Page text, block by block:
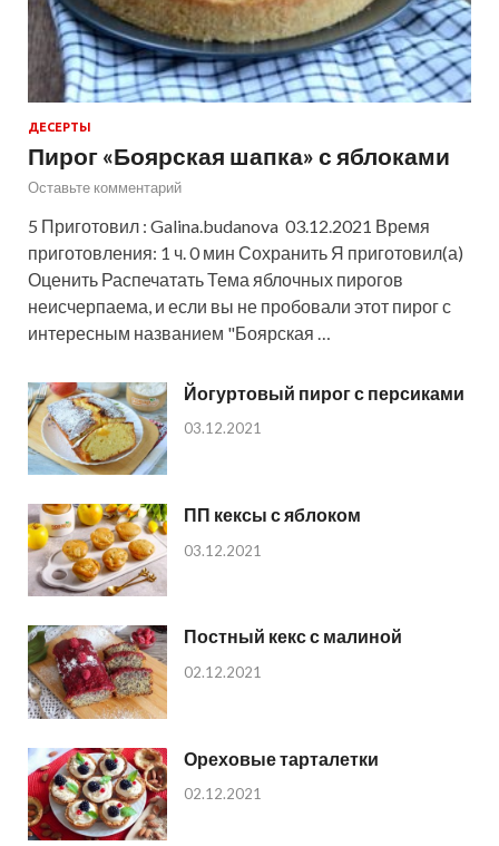
ДЕСЕРТЫ
Пирог «Боярская шапка» с яблоками
Оставьте комментарий
5 Приготовил : Galina.budanova 03.12.2021 Время
приготовления: 1 ч. 0 мин Сохранить Я приготовил(а)
Оценить Распечатать Тема яблочных пирогов
неисчерпаема, и если вы не пробовали этот пирог с
интересным названием "Боярская …
Йогуртовый пирог с персиками
03.12.2021
ПП кексы с яблоком
03.12.2021
Постный кекс с малиной
02.12.2021
Ореховые тарталетки
02.12.2021